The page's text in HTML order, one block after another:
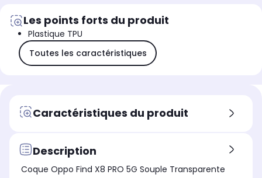
Les points forts du produit
Plastique TPU
Toutes les caractéristiques
Caractéristiques du produit
Description
Coque Oppo Find X8 PRO 5G Souple Transparente